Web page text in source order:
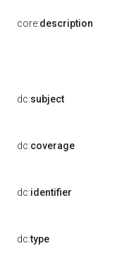
core:description
dc:subject
dc:coverage
dc:identifier
dc:type